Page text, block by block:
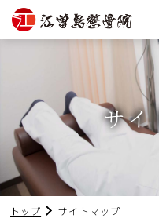
サイ
トップ サイトマップ